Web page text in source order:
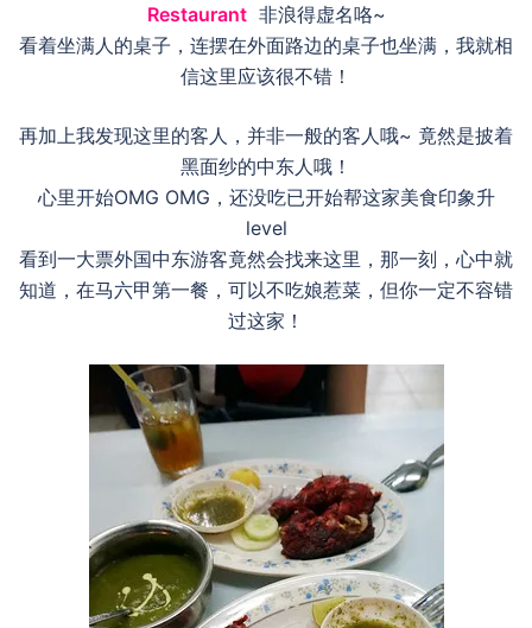
Restaurant非浪得虚名咯~
看着坐满人的桌子，连摆在外面路边的桌子也坐满，我就相
信这里应该很不错！
再加上我发现这里的客人，并非一般的客人哦~ 竟然是披着
黑面纱的中东人哦！
心里开始OMG OMG，还没吃已开始帮这家美食印象升
level
看到一大票外国中东游客竟然会找来这里，那一刻，心中就
知道，在马六甲第一餐，可以不吃娘惹菜，但你一定不容错
过这家！